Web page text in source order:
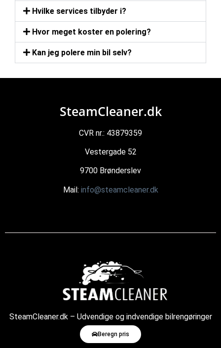
Hvilke services tilbyder i?
Hvor meget koster en polering?
Kan jeg polere min bil selv?
SteamCleaner.dk
CVR nr.: 43879359
Vestergade 52
9700 Brønderslev
Mail: info@steamcleaner.dk
Beregn pris
SteamCleaner.dk – Udvendige og indvendige bilrengøringer
med damp